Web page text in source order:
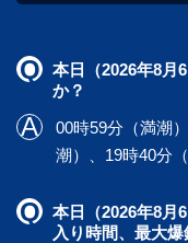
本日（2026年8月
か？
00時59分（満潮
潮）、19時40分
本日（2026年8月
入り時間、最大